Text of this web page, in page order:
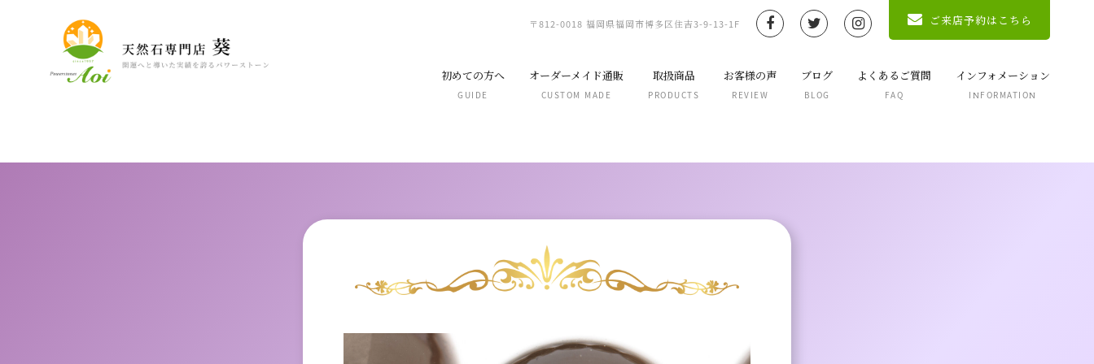
〒812-0018 福岡県福岡市博多区住吉3-9-13-1F ご来店予約はこちら
初めての方へ
GUIDE
オーダーメイド通販
CUSTOM MADE
取扱商品
PRODUCTS
お客様の声
REVIEW
ブログ
BLOG
よくあるご質問
FAQ
インフォメーション
INFORMATION